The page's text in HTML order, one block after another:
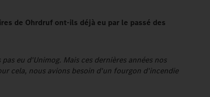
de Ohrdruf ont-ils déjà eu par le passé des
eu d'Unimog. Mais ces dernières années nos
cela, nous avions besoin d'un fourgon d'incendie